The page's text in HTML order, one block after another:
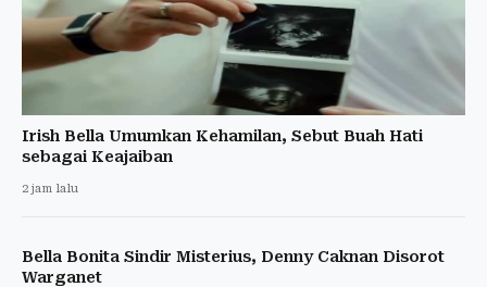
Irish Bella Umumkan Kehamilan, Sebut Buah Hati
sebagai Keajaiban
2 jam lalu
Bella Bonita Sindir Misterius, Denny Caknan Disorot
Warganet